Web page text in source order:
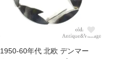
1950-60年代 北欧 デンマー